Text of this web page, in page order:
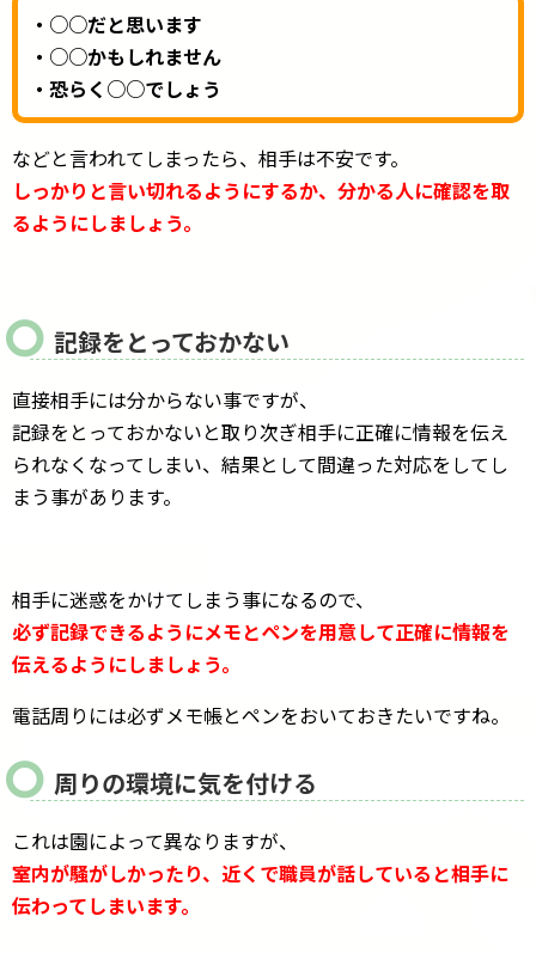
・○○だと思います
・○○かもしれません
・恐らく○○でしょう
などと言われてしまったら、相手は不安です。
しっかりと言い切れるようにするか、分かる人に確認を取
るようにしましょう。
記録をとっておかない
直接相手には分からない事ですが、
記録をとっておかないと取り次ぎ相手に正確に情報を伝え
られなくなってしまい、結果として間違った対応をしてし
まう事があります。
相手に迷惑をかけてしまう事になるので、
必ず記録できるようにメモとペンを用意して正確に情報を
伝えるようにしましょう。
電話周りには必ずメモ帳とペンをおいておきたいですね。
周りの環境に気を付ける
これは園によって異なりますが、
室内が騒がしかったり、近くで職員が話していると相手に
伝わってしまいます。